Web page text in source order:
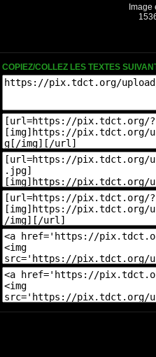
COPIEZ/COLLEZ LES TEXTES